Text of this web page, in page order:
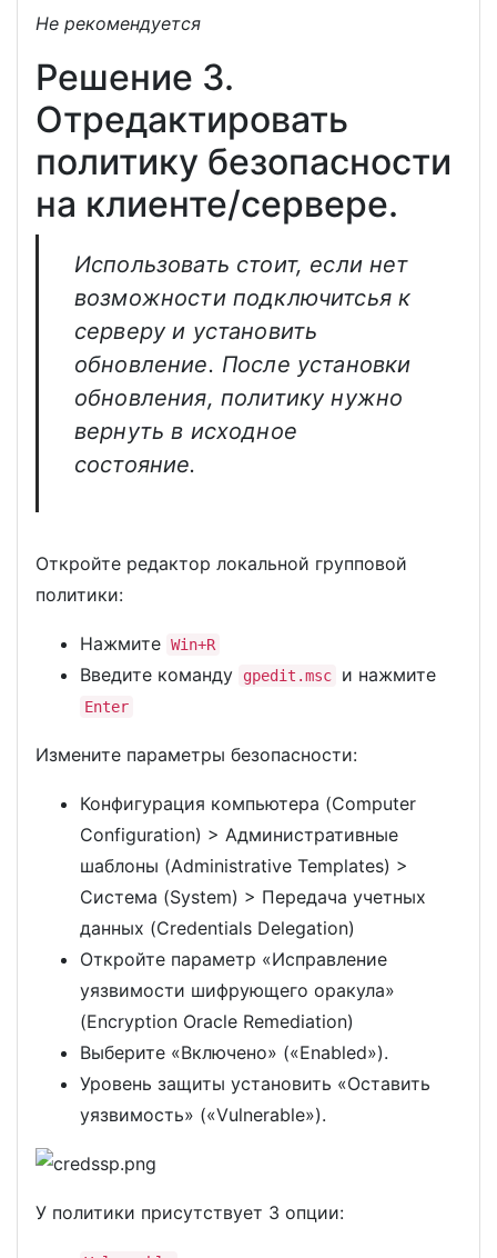
Не рекомендуется
Решение 3.
Отредактировать
политику безопасности
на клиенте/сервере.
Использовать стоит, если нет
возможности подключитсья к
серверу и установить
обновление. После установки
обновления, политику нужно
вернуть в исходное
состояние.
Откройте редактор локальной групповой
политики:
Нажмите Win+R
Введите команду gpedit.msc и нажмите
Enter
Измените параметры безопасности:
Конфигурация компьютера (Computer
Configuration) > Административные
шаблоны (Administrative Templates) >
Система (System) > Передача учетных
данных (Credentials Delegation)
Откройте параметр «Исправление
уязвимости шифрующего оракула»
(Encryption Oracle Remediation)
Выберите «Включено» («Enabled»).
Уровень защиты установить «Оставить
уязвимость» («Vulnerable»).
У политики присутствует 3 опции: